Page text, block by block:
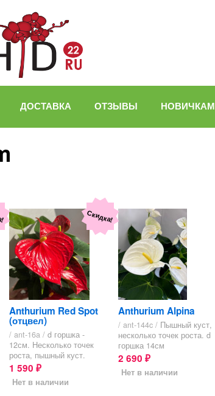
ДОСТАВКА ОТЗЫВЫ НОВИЧКАМ
Скидка!
Anthurium Red Spot
(отцвел)
/ ant-16a / d горшка -
12см. Несколько точек
роста, пышный куст.
1 590 ₽
Нет в наличии
Anthurium Alpina
/ ant-144c / Пышный куст,
несколько точек роста. d
горшка 14см
2 690 ₽
Нет в наличии